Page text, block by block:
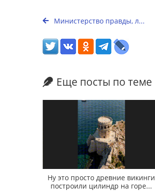
Министерство правды, л...
Еще посты по теме
Ну это просто древние викинги
построили цилиндр на горе...